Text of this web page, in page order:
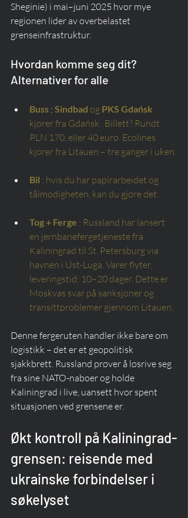
Sheginie) i mai–juni 2025 hvor mye
regionen lider av overbelastet
grenseinfrastruktur.
Hvordan komme seg dit?
Alternativer for alle
Buss : Sindbad og PKS Gdańsk
kjører fra Gdańsk . Billett? Rundt
PLN 170, eller 40 euro. Ecolines
kjører fra Litauen – tre ganger i uken.
Bil : hvis du har papirarbeidet og
tålmodigheten, kan du gjøre det.
Tog + Ferge : Russland har lansert
en jernbanefergetjeneste fra
Kaliningrad til St. Petersburg via
havnen i Ust-Luga. Varer flyter,
leveringstid: 10–20 dager. Dette er
Moskvas svar på sanksjoner og
transittproblemer gjennom Litauen.
Denne fergeruten handler ikke bare om
logistikk – det er et geopolitisk
sjakkbrett. Russland prøver å løsrive seg
fra sine NATO-naboer og holde
Kaliningrad i live, uansett hvor spent
situasjonen ved grensene er.
Økt kontroll på Kaliningrad-
grensen: reisende med
ukrainske forbindelser i
søkelyset